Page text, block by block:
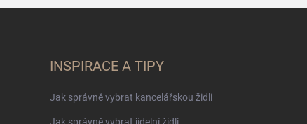
INSPIRACE A TIPY
Jak správně vybrat kancelářskou židli